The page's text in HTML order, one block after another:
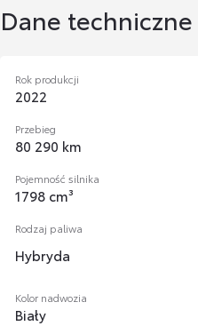
Dane techniczne
Rok produkcji
2022
Przebieg
80 290 km
Pojemność silnika
1798 cm³
Rodzaj paliwa
Hybryda
Kolor nadwozia
Biały